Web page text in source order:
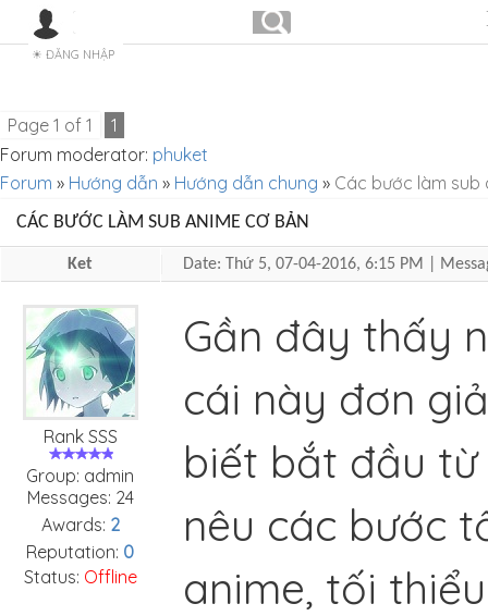
ĐĂNG NHẬP
Page 1 of 1
1
Forum moderator: phuket
Forum » Hướng dẫn » Hướng dẫn chung » Các bước làm sub
CÁC BƯỚC LÀM SUB ANIME CƠ BẢN
Ket Date: Thứ 5, 07-04-2016, 6:15 PM |
Rank SSS
Group: admin
Messages: 24
Awards: 2
Reputation: 0
Status: Offline
Gần đây thấy
cái này đơn
biết bắt đầu từ
nêu các bước
anime, tối